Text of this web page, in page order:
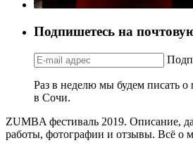
Подпишетесь на
Раз в неделю мы будем писать о
в Сочи.
ZUMBA фестиваль 2019. Описание,
работы, фотографии и отзывы. Всё о